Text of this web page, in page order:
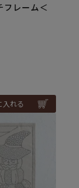
フレーム＜
入れる